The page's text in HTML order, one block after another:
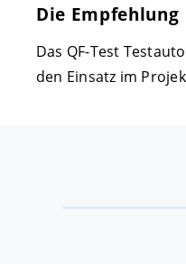
Die Empfehlung
Das QF-Test
den Einsatz im